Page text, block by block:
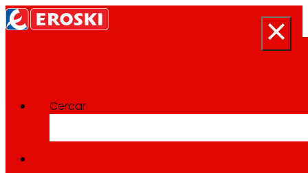
Cercar
Sala de premsa
Tornar a totes les notícies